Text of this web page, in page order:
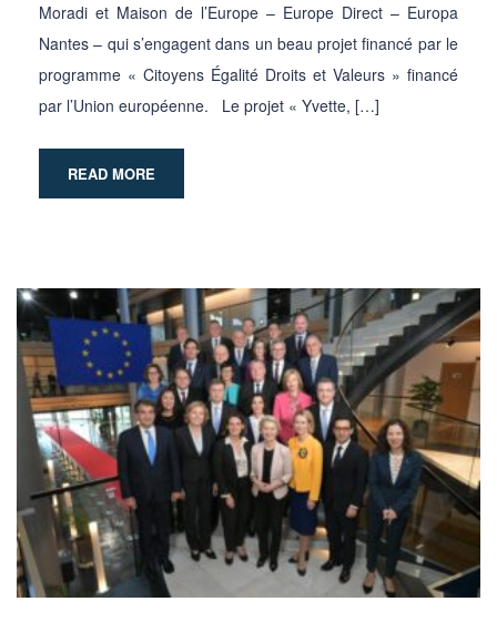
Moradi et Maison de l’Europe – Europe Direct – Europa
Nantes – qui s’engagent dans un beau projet financé par le
programme « Citoyens Égalité Droits et Valeurs » financé
par l’Union européenne. Le projet « Yvette, […]
READ MORE